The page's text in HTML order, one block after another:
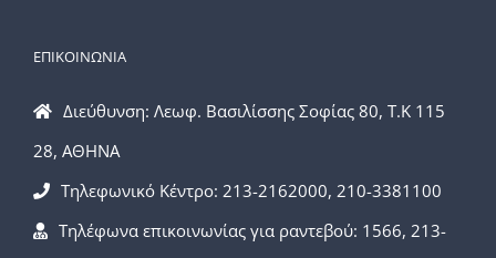
ΕΠΙΚΟΙΝΩΝΙΑ
Διεύθυνση: Λεωφ. Βασιλίσσης Σοφίας 80, Τ.Κ 115
28, ΑΘΗΝΑ
Τηλεφωνικό Κέντρο: 213-2162000, 210-3381100
Τηλέφωνα επικοινωνίας για ραντεβού: 1566, 213-